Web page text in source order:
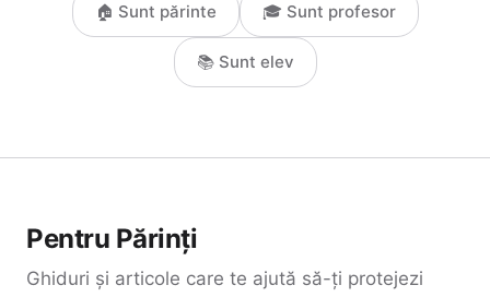
🏠 Sunt părinte 🎓 Sunt profesor
📚 Sunt elev
Pentru Părinți
Ghiduri și articole care te ajută să-ți protejezi